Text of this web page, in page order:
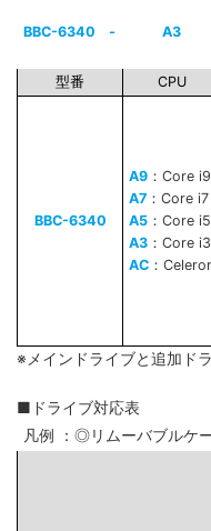
BBC-6340 - A3
型番 CPU
BBC-6340
A9 ：Core i9
A7 ：Core i7
A5 ：Core i5
A3 ：Core i3
AC ：
※メインドライブと追加ド
■ドライブ対応表
凡例 ：◎リムーバブルケ